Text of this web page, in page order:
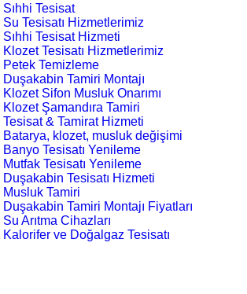
Tesisat
Su Tesisatı Hizmetlerimiz
Sıhhi Tesisat Hizmeti
Klozet Tesisatı Hizmetlerimiz
Petek Temizleme
Duşakabin Tamiri Montajı
Sifon Musluk Onarımı
Klozet Şamandıra Tamiri
Tesisat & Tamirat Hizmeti
Batarya, klozet, musluk değişimi
Banyo Tesisatı Yenileme
Mutfak Tesisatı Yenileme
Duşakabin Tesisatı Hizmeti
Musluk Tamiri
Duşakabin Tamiri Montajı Fiyatları
Arıtma Cihazları
Kalorifer ve Doğalgaz Tesisatı